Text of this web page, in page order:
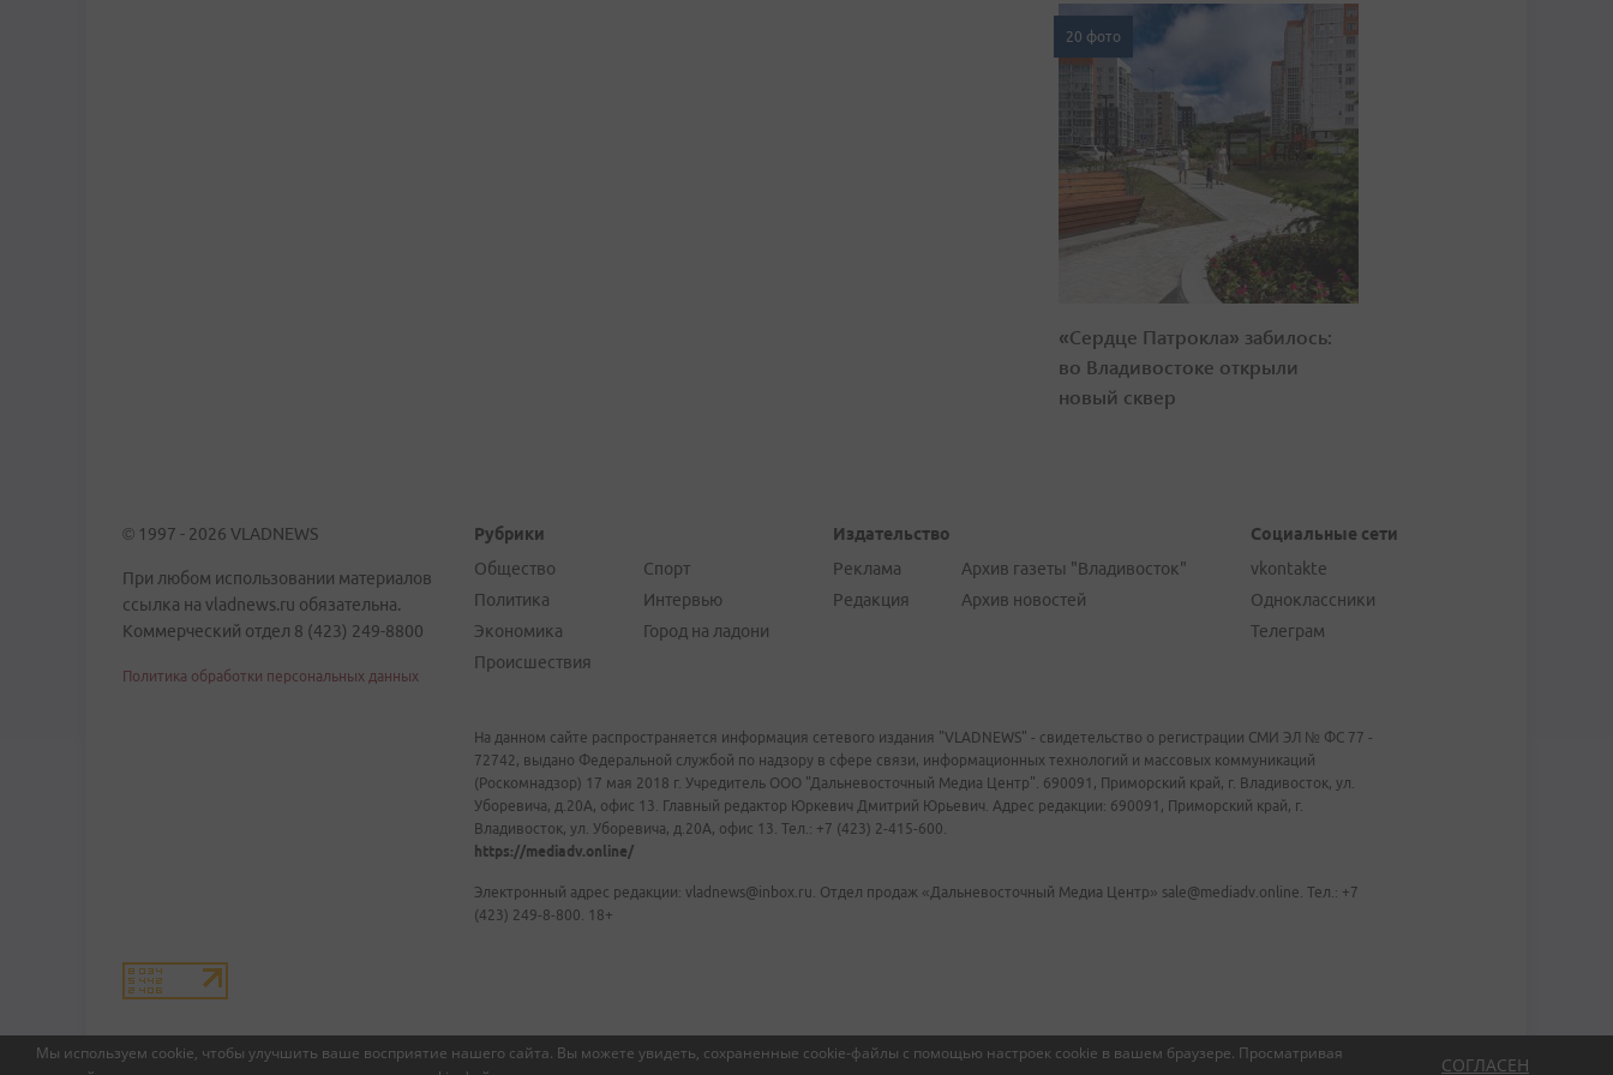
Мы используем cookie, чтобы улучшить ваше восприятие нашего сайта. Вы можете увидеть, сохраненные cookie-файлы с помощью настроек cookie в вашем браузере. Просматривая
СОГЛАСЕН
20 фото
«Сердце Патрокла» забилось:
во Владивостоке открыли
новый сквер
© 1997 - 2026 VLADNEWS
При любом использовании материалов
ссылка на vladnews.ru обязательна.
Коммерческий отдел 8 (423) 249-8800
Политика обработки персональных данных
Рубрики
Общество
Политика
Экономика
Происшествия
Спорт
Интервью
Город на ладони
Издательство
Реклама
Редакция
Архив газеты "Владивосток"
Архив новостей
Социальные сети
vkontakte
Одноклассники
Телеграм
На данном сайте распространяется информация сетевого издания "VLADNEWS" - свидетельство о регистрации СМИ ЭЛ № ФС 77 -
72742, выдано Федеральной службой по надзору в сфере связи, информационных технологий и массовых коммуникаций
(Роскомнадзор) 17 мая 2018 г. Учредитель ООО "Дальневосточный Медиа Центр". 690091, Приморский край, г. Владивосток, ул.
Уборевича, д.20А, офис 13. Главный редактор Юркевич Дмитрий Юрьевич. Адрес редакции: 690091, Приморский край, г.
Владивосток, ул. Уборевича, д.20А, офис 13. Тел.: +7 (423) 2-415-600.
https://mediadv.online/
Электронный адрес редакции: vladnews@inbox.ru. Отдел продаж «Дальневосточный Медиа Центр» sale@mediadv.online. Тел.: +7
(423) 249-8-800. 18+